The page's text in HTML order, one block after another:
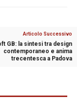
Articolo Successivo
GB: la sintesi tra design
contemporaneo e anima
trecentesca a Padova